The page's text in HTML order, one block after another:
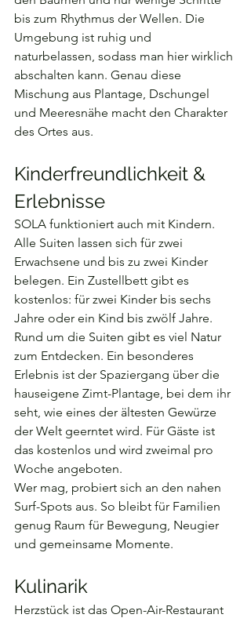
bis zum Rhythmus der Wellen. Die
Umgebung ist ruhig und
naturbelassen, sodass man hier wirklich
abschalten kann. Genau diese
Mischung aus Plantage, Dschungel
und Meeresnähe macht den Charakter
des Ortes aus.
Kinderfreundlichkeit &
Erlebnisse
SOLA funktioniert auch mit Kindern.
Alle Suiten lassen sich für zwei
Erwachsene und bis zu zwei Kinder
belegen. Ein Zustellbett gibt es
kostenlos: für zwei Kinder bis sechs
Jahre oder ein Kind bis zwölf Jahre.
Rund um die Suiten gibt es viel Natur
zum Entdecken. Ein besonderes
Erlebnis ist der Spaziergang über die
hauseigene Zimt-Plantage, bei dem ihr
seht, wie eines der ältesten Gewürze
der Welt geerntet wird. Für Gäste ist
das kostenlos und wird zweimal pro
Woche angeboten.
Wer mag, probiert sich an den nahen
Surf-Spots aus. So bleibt für Familien
genug Raum für Bewegung, Neugier
und gemeinsame Momente.
Kulinarik
Herzstück ist das Open-Air-Restaurant